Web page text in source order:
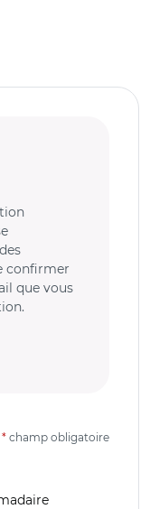
confirmer
que vous
* champ obligatoire